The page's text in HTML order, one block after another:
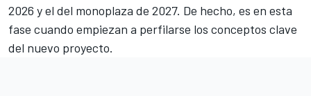
2026 y el del monoplaza de 2027. De hecho, es en esta
fase cuando empiezan a perfilarse los conceptos clave
del nuevo proyecto.